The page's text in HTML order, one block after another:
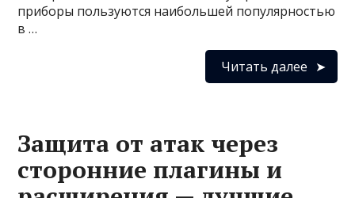
приборы пользуются наибольшей популярностью
в …
Читать далее
Защита от атак через
сторонние плагины и